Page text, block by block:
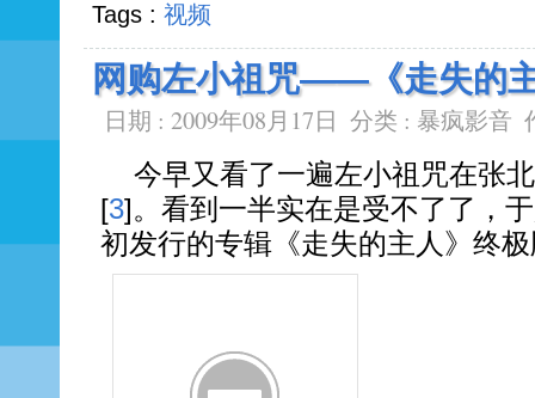
Tags : 视频
网购左小祖咒——《走失的
日期 : 2009年08月17日 分类 : 暴疯影音
今早又看了一遍左小祖咒在张
[3]。看到一半实在是受不了了，
初发行的专辑《走失的主人》终